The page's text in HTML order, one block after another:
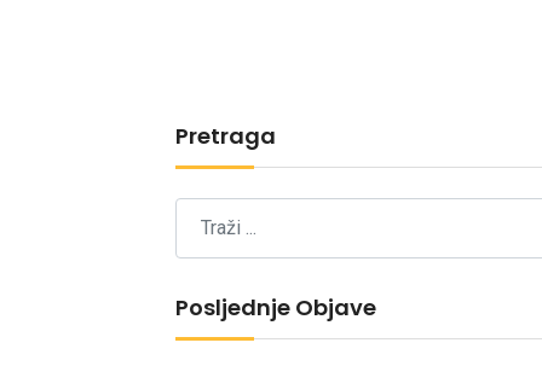
Pretraga
Posljednje Objave